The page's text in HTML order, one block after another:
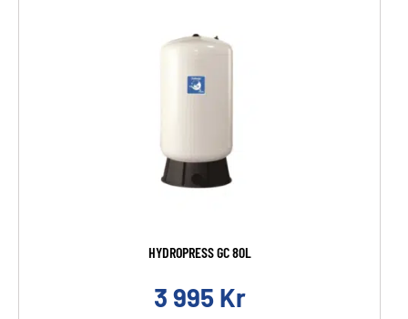
HYDROPRESS GC 80L
3 995 Kr